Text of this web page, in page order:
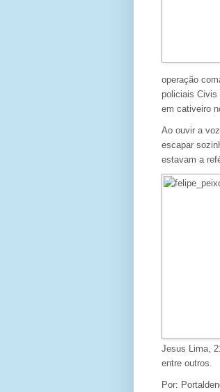
operação
policiais Civis
em cativeiro
Ao ouvir a
escapar
estavam a
Jesus Lima,
entre outros.
Por: